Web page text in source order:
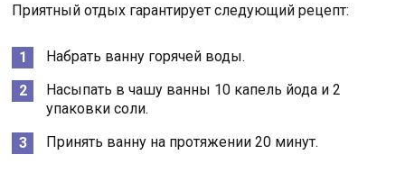
Приятный отдых гарантирует следующий рецепт:
Набрать ванну горячей воды.
Насыпать в чашу ванны 10 капель йода и 2
упаковки соли.
Принять ванну на протяжении 20 минут.